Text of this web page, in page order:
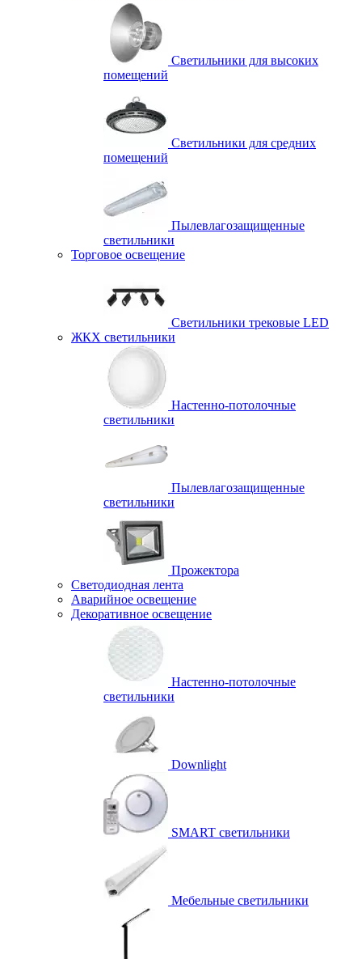
Светильники для высоких
помещений
Светильники для средних
помещений
Пылевлагозащищенные
светильники
Торговое освещение
Светильники трековые LED
ЖКХ светильники
Настенно-потолочные
светильники
Пылевлагозащищенные
светильники
Прожектора
Светодиодная лента
Аварийное освещение
Декоративное освещение
Настенно-потолочные
светильники
Downlight
SMART светильники
Мебельные светильники